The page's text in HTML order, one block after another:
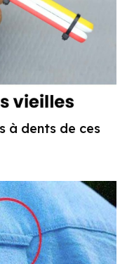
à dents de ces